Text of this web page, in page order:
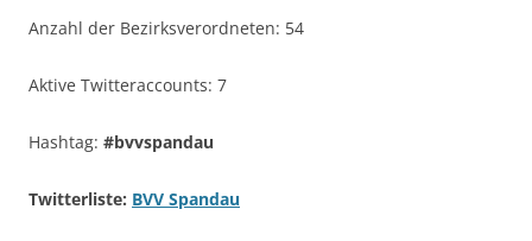
Anzahl der Bezirksverordneten: 54
Aktive Twitteraccounts: 7
Hashtag: #bvvspandau
Twitterliste: BVV Spandau